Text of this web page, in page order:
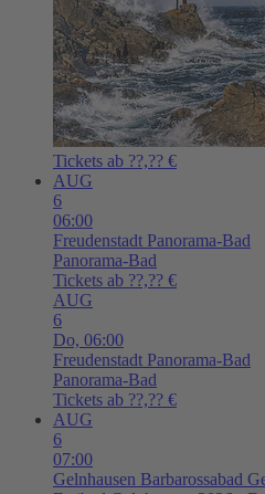
Tickets ab ??,?? €
AUG
6
06:00
Freudenstadt Panorama-Bad
Panorama-Bad
Tickets ab ??,?? €
AUG
6
Do, 06:00
Freudenstadt Panorama-Bad
Panorama-Bad
Tickets ab ??,?? €
AUG
6
07:00
Gelnhausen Barbarossabad